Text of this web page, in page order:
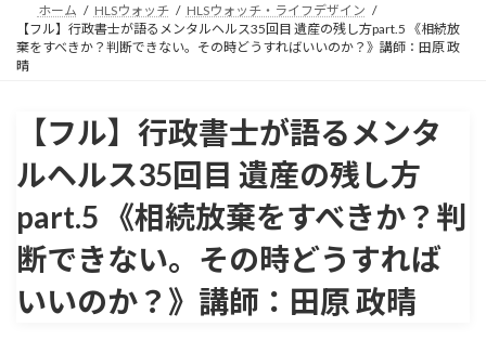
ホーム HLSウォッチ
HLSウォッチ・ライフデザイン
【フル】行政書士が語るメンタルヘルス35回目 遺産の残し方part.5 《相続放
棄をすべきか？判断できない。その時どうすればいいのか？》講師：田原 政
晴
【フル】行政書士が語るメンタ
ルヘルス35回目 遺産の残し方
part.5 《相続放棄をすべきか？判
断できない。その時どうすれば
いいのか？》講師：田原 政晴